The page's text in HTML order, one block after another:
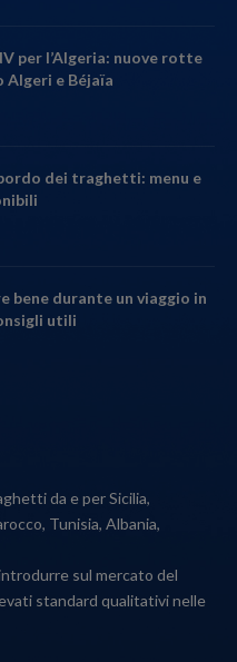
per l’Algeria: nuove rotte
Algeri e Béjaïa
dei traghetti: menu e
bene durante un viaggio in
utili
da e per Sicilia,
Tunisia, Albania,
sul mercato del
standard qualitativi nelle